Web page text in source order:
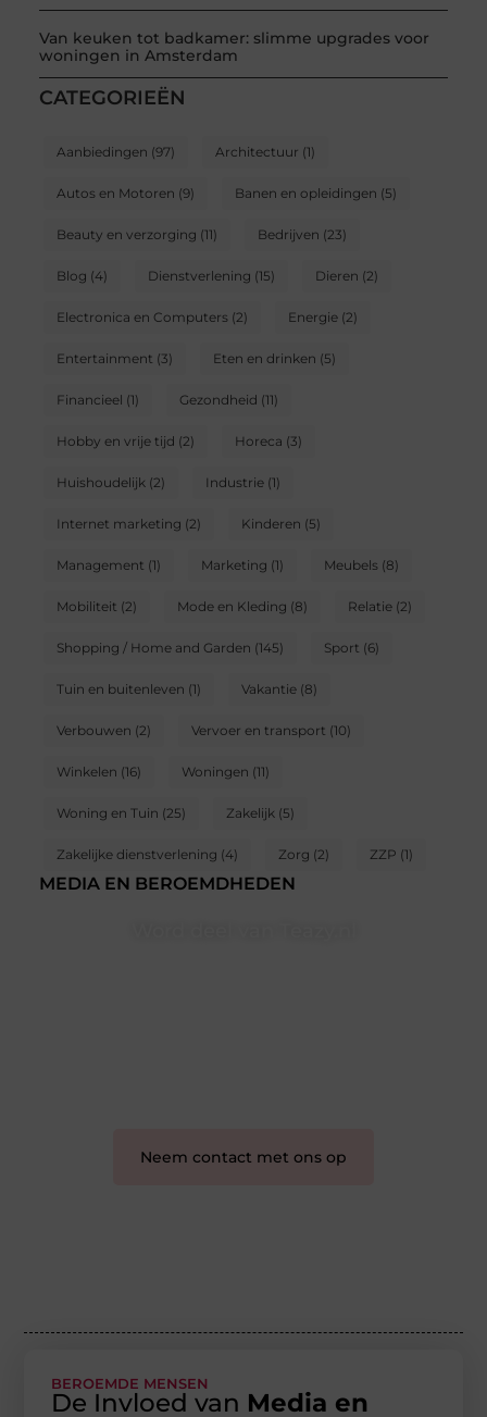
Van keuken tot badkamer: slimme upgrades voor
woningen in Amsterdam
CATEGORIEËN
Aanbiedingen (97) Architectuur (1)
Autos en Motoren (9) Banen en opleidingen (5)
Beauty en verzorging (11) Bedrijven (23)
Blog (4) Dienstverlening (15) Dieren (2)
Electronica en Computers(2) Energie(2)
Entertainment (3) Eten en drinken (5)
Financieel (1) Gezondheid (11)
Hobby en vrije tijd (2) Horeca (3)
Huishoudelijk (2) Industrie(1)
Internet marketing (2) Kinderen (5)
Management (1) Marketing (1) Meubels(8)
Mobiliteit (2) Mode en Kleding (8) Relatie(2)
Shopping / Home and Garden (145) Sport (6)
Tuin en buitenleven (1) Vakantie(8)
Verbouwen (2) Vervoer en transport (10)
Winkelen (16) Woningen (11)
Woning en Tuin (25) Zakelijk (5)
Zakelijke dienstverlening (4) Zorg (2) ZZP (1)
MEDIA EN BEROEMDHEDEN
Neem contact met ons op
BEROEMDE MENSEN
De Invloed van Media en